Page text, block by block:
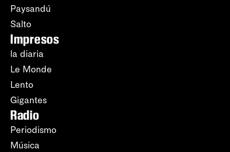
Paysandú
Salto
Impresos
la diaria
Le Monde
Lento
Gigantes
Radio
Periodismo
Música